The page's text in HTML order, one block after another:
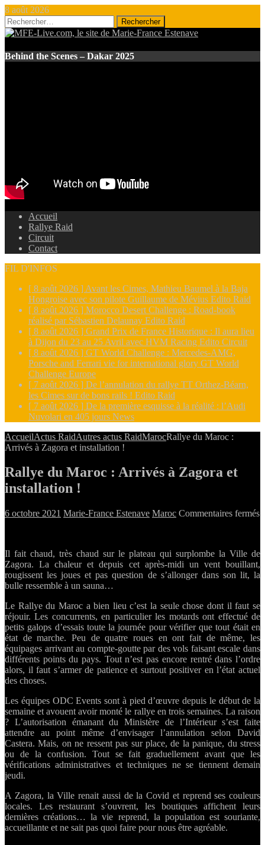
8 août 2026
Rechercher :
Behind the Scenes – Dakar 2025
Accueil
Rallye Raid
Circuit
Contact
FIL D'INFOS
[ 8 août 2026 ] Avant les Cimes, Mathieu Baumel à la Baja
Hongroise avec son pilote Guillaume de Mévius Edito Raid
[ 8 août 2026 ] Morocco Desert Challenge : Road-book
réalisé par Sébastien Delaunay Edito Raid
[ 8 août 2026 ] Grand Prix de France Historique : Il aura lieu
à Dijon du 23 au 25 Avril avec HVM Racing Edito Circuit
[ 8 août 2026 ] GT World Challenge : Mercedes-AMG,
Porsche and Ferrari vie for international glory GT World
Challenge Europe
[ 7 août 2026 ] De l’annulation du rallye TT Orthez-Béarn,
les Cimes sur de bons rails ! Edito Raid
[ 7 août 2026 ] De la première esquisse à la réalité : l’Audi
Nuvolari en 405 jours News
AccueilActus RaidAutres actus RaidMarocRallye du Maroc :
Arrivés à Zagora et installation !
Rallye du Maroc : Arrivés à Zagora et
installation !
6 octobre 2021 Marie-France Estenave Maroc Commentaires fermés
:
à
!
Il fait chaud, très chaud sur le plateau qui surplombe la Ville de
Zagora. La chaleur et depuis cet après-midi un vent bouillant,
rougissent les joues et pas question de s’allonger dans son lit, la
bulle ressemble à un sauna…
Le Rallye du Maroc a bien lieu c’est la seule chose dont il faut se
réjouir. Les concurrents, en particulier les motards ont effectué de
petits galops d’essais toute la journée pour vérifier que tout était en
état de marche. Peu de quatre roues en ont fait de même, les
équipages arrivant au compte-goutte par des vols faisant escale dans
différents points du pays. Tout n’est pas encore rentré dans l’ordre
alors, il faut s’armer de patience et surtout positiver en l’état actuel
des choses.
Les équipes ODC Events sont à pied d’œuvre depuis le début de la
semaine et avouent avoir monté le rallye en trois semaines. La raison
? L’autorisation émanant du Ministère de l’Intérieur s’est faite
attendre au point même d’envisager l’annulation selon David
Castera. Mais, on ne ressent pas sur place, de la panique, du stress
ou de la confusion. Tout se fait graduellement avant que les
vérifications administratives et techniques ne se tiennent demain
jeudi.
A Zagora, la Ville renait aussi de la Covid et reprend ses couleurs
locales. Les restaurant s’ouvrent, les boutiques affichent leurs
dernières créations… la vie reprend, la population est souriante,
accueillante et ne sait pas quoi faire pour nous être agréable.